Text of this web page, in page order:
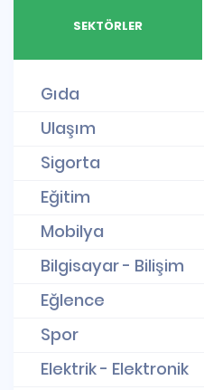
SEKTÖRLER
Gıda
Ulaşım
Sigorta
Eğitim
Mobilya
Bilgisayar - Bilişim
Eğlence
Spor
Elektrik - Elektronik